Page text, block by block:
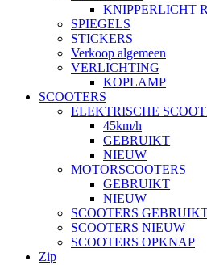
KNIPPERLICHT
SPIEGELS
STICKERS
Verkoop algemeen
VERLICHTING
KOPLAMP
SCOOTERS
ELEKTRISCHE
45km/h
GEBRUIKT
NIEUW
MOTORSCOOTERS
GEBRUIKT
NIEUW
SCOOTERS
SCOOTERS NIEUW
SCOOTERS OPKNAP
Zip